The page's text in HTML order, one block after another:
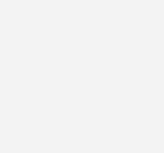
und Kleingewerbe.
Klimageräte-Programm